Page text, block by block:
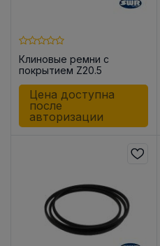
Клиновые ремни с
покрытием Z20.5
Цена доступна
после
авторизации